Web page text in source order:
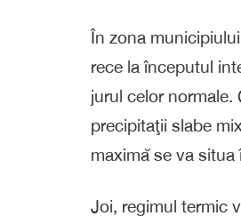
În zona
rece la începutul
jurul celor normale.
precipitaţii slabe
maximă se va
Joi, regimul termic